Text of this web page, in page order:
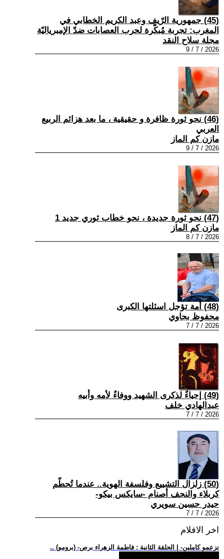
(45) جمهورية الرّيف وعبد الكريم الخطابي في
المغرب: تجربة مُبكّرة لحرب العصابات ضدّ الإمبرياليّة
مجلة سلاح النقد
2026 / 7 / 9
(46) نحو ثورة ظافرة و حقيقية ، ما بعد هزائم الربيع
العربي
مازن كم الماز
2026 / 7 / 9
(47) نحو ثورة جديدة ، نحو خطاب ثوري جديد 1
مازن كم الماز
2026 / 7 / 8
(48) أمة تؤجل اسئلتها الكبرى
محفوظ بجاوي
2026 / 7 / 7
(49) إحياءٌ لذكرى الشهيد ووفاءٌ لأمه وأبيه
عبدالهادي خلف
2026 / 7 / 7
(50) زلزال التشييع وفلسفة الهوية.. عندما تُحطّم
كربلاء والنجف أصنام -سايكس بيكو-
حيدر حسين سويري
2026 / 7 / 7
اخر الافلام
.. (برومو) -نزعمو كاملين- | الحلقة الثانية : فاطمة الزهراء برص